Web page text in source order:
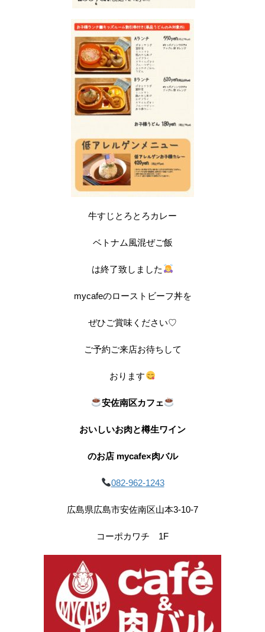
牛すじとろとろカレー
ベトナム風混ぜご飯
は終了致しました
mycafeのローストビーフ丼を
ぜひご賞味ください♡
ご予約ご来店お待ちして
おります
安佐南区カフェ
おいしいお肉と樽生ワイン
のお店 mycafe×肉バル
082-962-1243
広島県広島市安佐南区山本3-10-7
コーポカワチ 1F